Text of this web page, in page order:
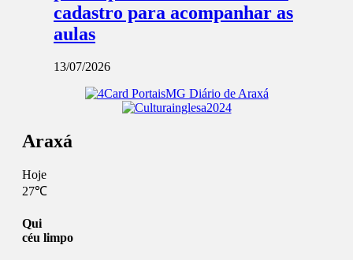
cadastro para acompanhar as
aulas
13/07/2026
Araxá
Hoje
27℃
Qui
céu limpo